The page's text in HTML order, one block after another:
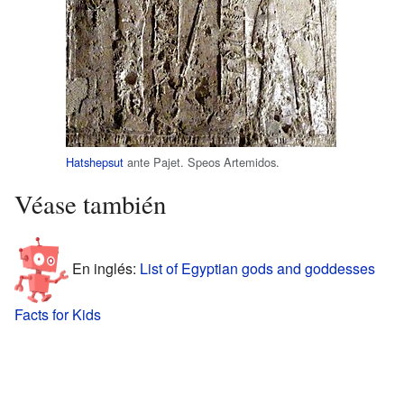
Hatshepsut ante Pajet. Speos Artemidos.
Véase también
En inglés: List of Egyptian gods and goddesses
Facts for Kids